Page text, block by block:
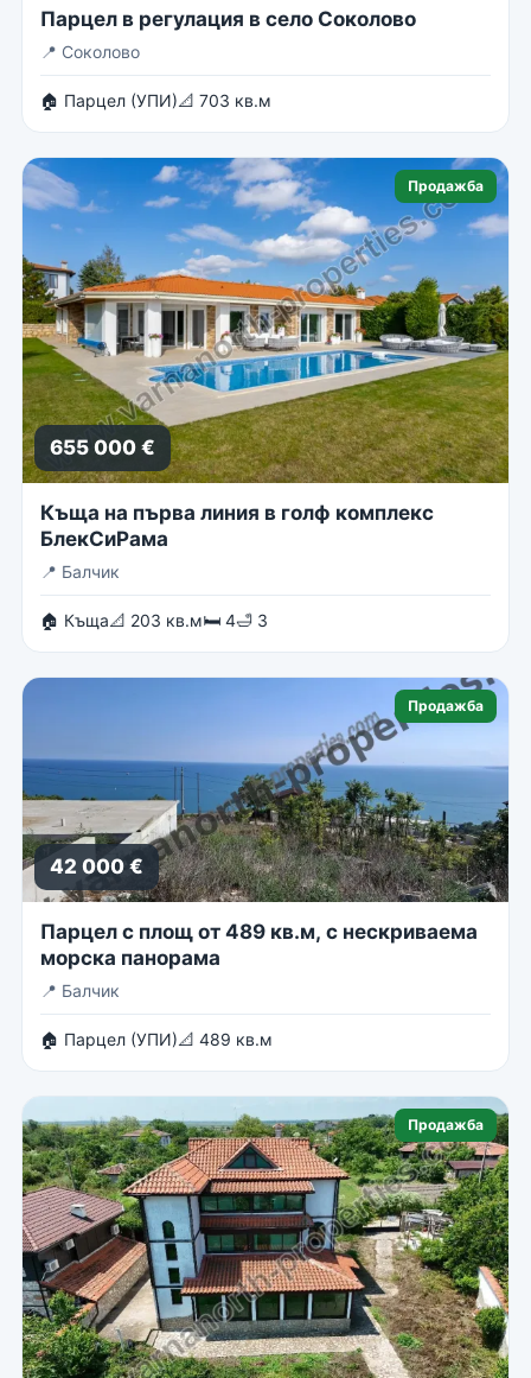
Парцел в регулация в село Соколово
📍 Соколово
🏠 Парцел (УПИ)📐 703 кв.м
Продажба
655 000 €
Къща на първа линия в голф комплекс
БлекСиРама
📍 Балчик
🏠 Къща📐 203 кв.м🛏 4🛁 3
Продажба
42 000 €
Парцел с площ от 489 кв.м, с нескриваема
морска панорама
📍 Балчик
🏠 Парцел (УПИ)📐 489 кв.м
Продажба